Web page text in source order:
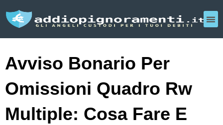
Avviso Bonario Per
Omissioni Quadro Rw
Multiple: Cosa Fare E